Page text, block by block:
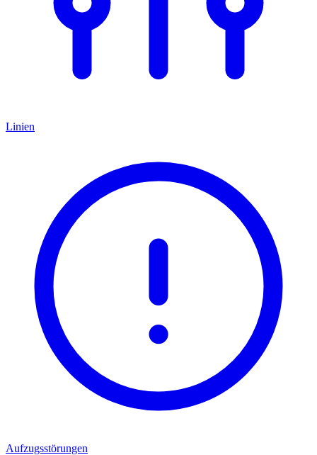
Linien
Aufzugsstörungen